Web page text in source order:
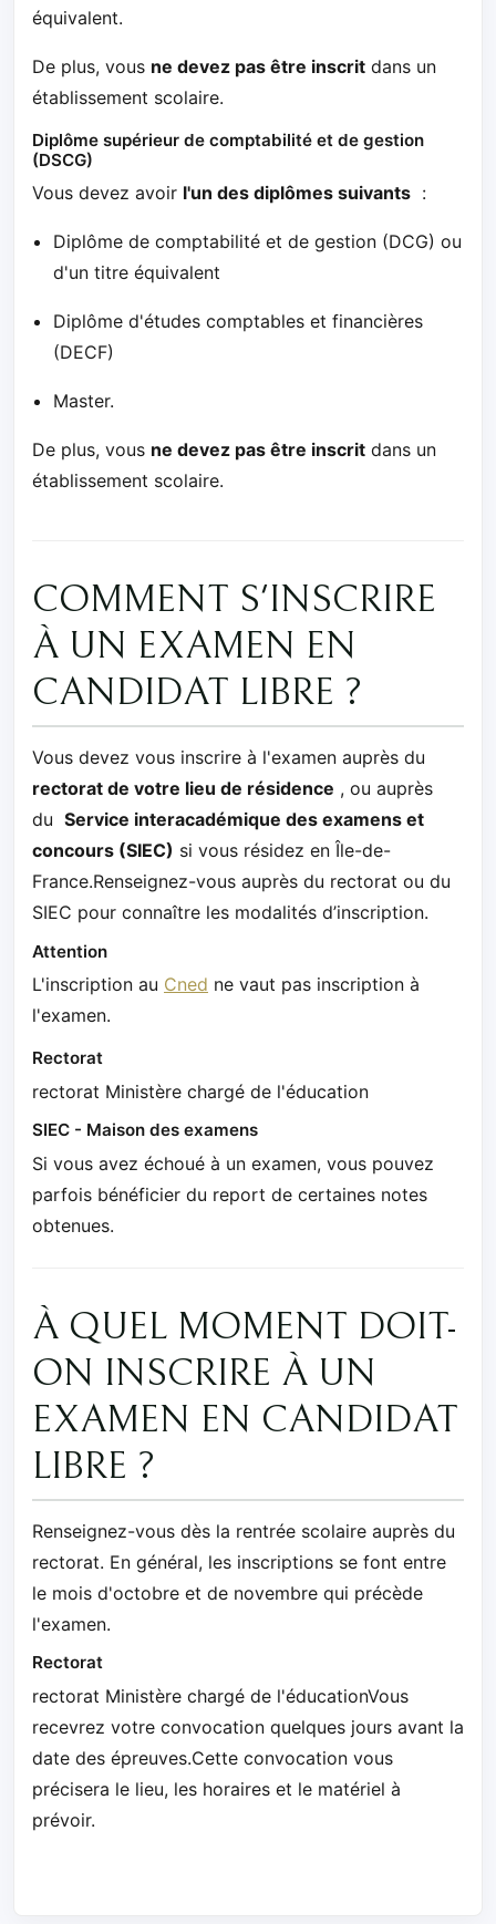
équivalent.
De plus, vous ne devez pas être inscrit dans un
établissement scolaire.
Diplôme supérieur de comptabilité et de gestion
(DSCG)
Vous devez avoir l'un des diplômes suivants :
Diplôme de comptabilité et de gestion (DCG) ou
d'un titre équivalent
Diplôme d'études comptables et financières
(DECF)
Master.
De plus, vous ne devez pas être inscrit dans un
établissement scolaire.
COMMENT S'INSCRIRE
À UN EXAMEN EN
CANDIDAT LIBRE ?
Vous devez vous inscrire à l'examen auprès du
rectorat de votre lieu de résidence , ou auprès
du Service interacadémique des examens et
concours (SIEC) si vous résidez en Île-de-
France.Renseignez-vous auprès du rectorat ou du
SIEC pour connaître les modalités d’inscription.
Attention
L'inscription au Cned ne vaut pas inscription à
l'examen.
Rectorat
rectorat Ministère chargé de l'éducation
SIEC - Maison des examens
Si vous avez échoué à un examen, vous pouvez
parfois bénéficier du report de certaines notes
obtenues.
À QUEL MOMENT DOIT-
ON INSCRIRE À UN
EXAMEN EN CANDIDAT
LIBRE ?
Renseignez-vous dès la rentrée scolaire auprès du
rectorat. En général, les inscriptions se font entre
le mois d'octobre et de novembre qui précède
l'examen.
Rectorat
rectorat Ministère chargé de l'éducationVous
recevrez votre convocation quelques jours avant la
date des épreuves.Cette convocation vous
précisera le lieu, les horaires et le matériel à
prévoir.